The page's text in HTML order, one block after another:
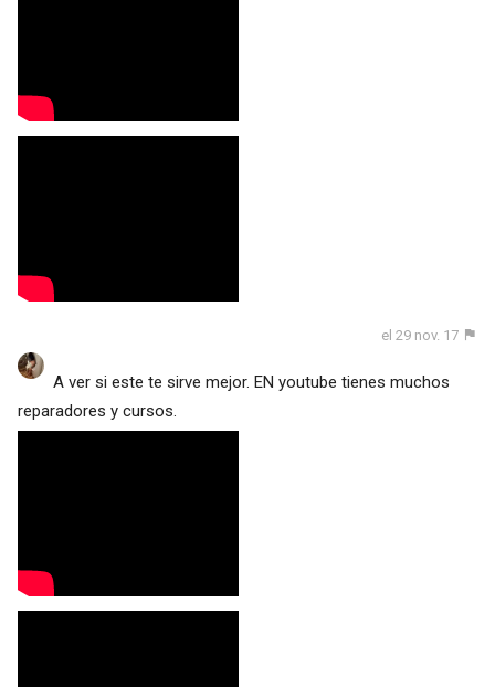
el 29 nov. 17
A ver si este te sirve mejor. EN youtube tienes muchos
reparadores y cursos.